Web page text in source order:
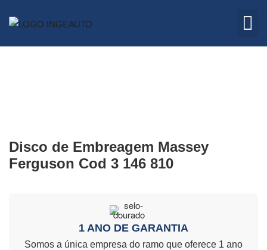
Disco de Embreagem Massey
Ferguson Cod 3 146 810
1 ANO DE GARANTIA
Somos a única empresa do ramo que oferece 1 ano